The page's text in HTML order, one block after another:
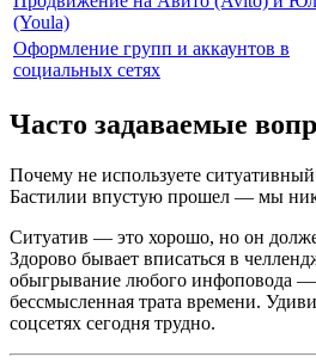
(Youla)
Оформление групп и аккаунтов в
социальных сетях
Часто задаваемые
Почему не используете
Бастилии впустую прошел — мы
Ситуатив — это хорошо, но он
Здорово бывает вписаться в
обыгрывание любого инфоповода —
бессмысленная трата времени.
соцсетях сегодня трудно.